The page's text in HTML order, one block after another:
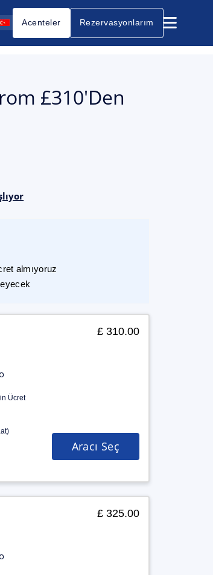
Acenteler Rezervasyonlarım
£310'den
almıyoruz
Ücret
£ 310.00
Aracı Seç
£ 325.00